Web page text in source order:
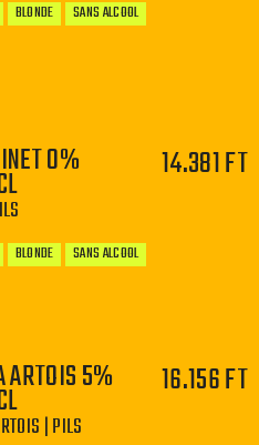
BLONDE SANS ALCOOL
+
0% 14.381 FT
BLONDE SANS ALCOOL
ARTOIS 5%
| PILS
16.156 FT